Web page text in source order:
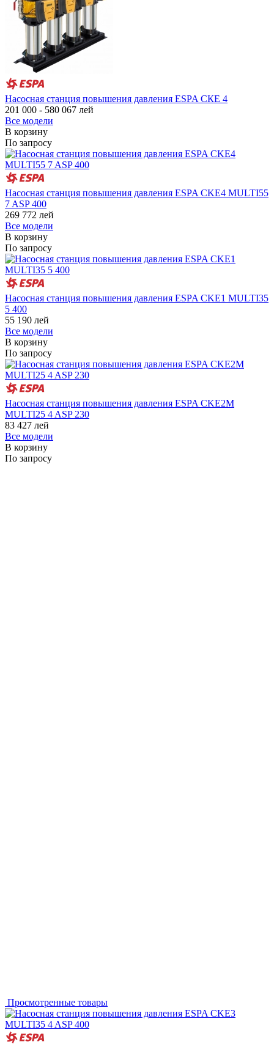
Насосная станция повышения давления ESPA СКЕ 4
201 000 - 580 067 лей
Все модели
В корзину
По запросу
Насосная станция повышения давления ESPA CKE4 MULTI55
7 ASP 400
269 772 лей
Все модели
В корзину
По запросу
Насосная станция повышения давления ESPA CKE1 MULTI35
5 400
55 190 лей
Все модели
В корзину
По запросу
Насосная станция повышения давления ESPA CKE2M
MULTI25 4 ASP 230
83 427 лей
Все модели
В корзину
По запросу
Просмотренные товары